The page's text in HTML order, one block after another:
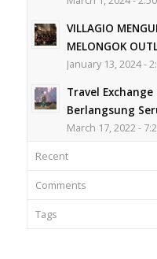
VILLAGIO
MELONGOK
January 13, 2024 -
Travel
Berlangsung
March 17, 2022 -
Recent
Comments
Tags